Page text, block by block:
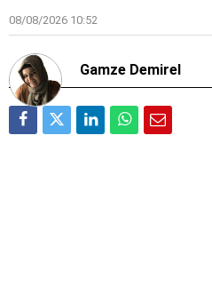
08/08/2026 10:52
Gamze Demirel